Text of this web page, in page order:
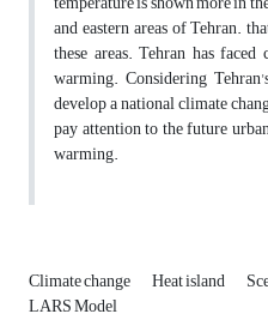
and eastern areas of Tehran.
these areas. Tehran has
warming. Considering
develop a national climate
pay attention to the future
warming.
Climate change Heat island
LARS Model